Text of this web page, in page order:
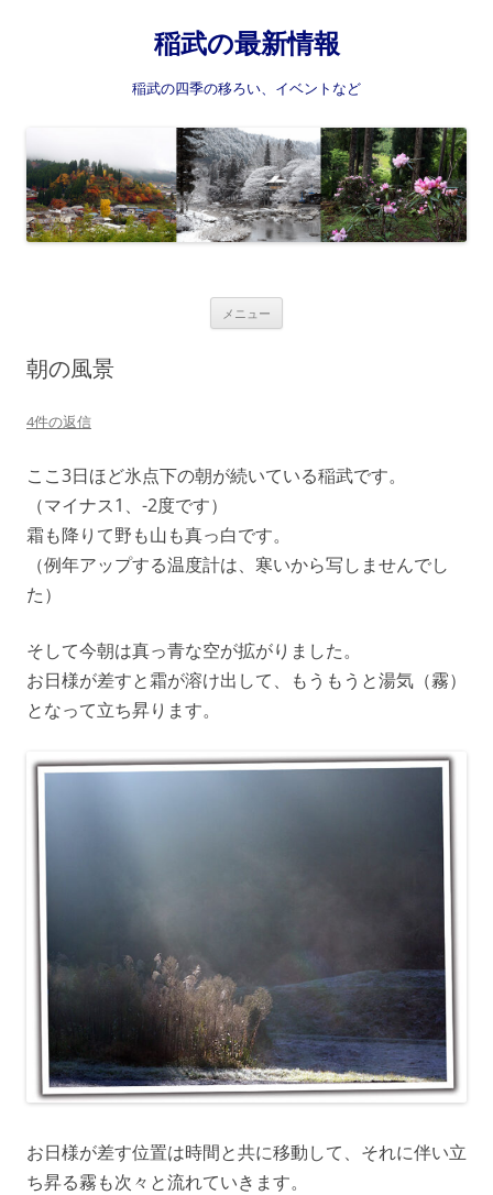
稲武の最新情報
稲武の四季の移ろい、イベントなど
メニュー
朝の風景
4件の返信
ここ3日ほど氷点下の朝が続いている稲武です。
（マイナス1、-2度です）
霜も降りて野も山も真っ白です。
（例年アップする温度計は、寒いから写しませんでし
た）
そして今朝は真っ青な空が拡がりました。
お日様が差すと霜が溶け出して、もうもうと湯気（霧）
となって立ち昇ります。
お日様が差す位置は時間と共に移動して、それに伴い立
ち昇る霧も次々と流れていきます。